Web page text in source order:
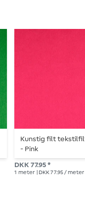
Kunstig filt
- Pink
DKK 77.95 *
1 meter | DKK 77.95 / meter